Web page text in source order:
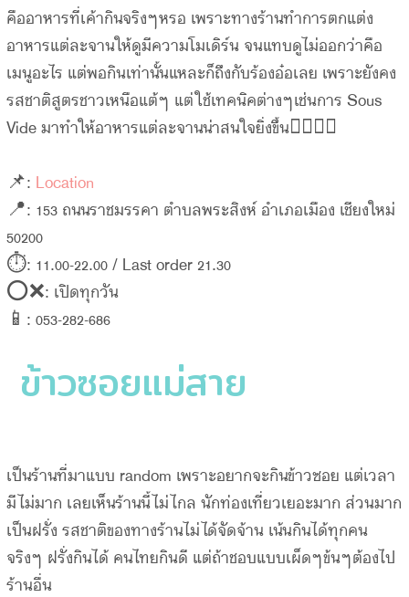
คืออาหารที่เค้ากินจริงๆหรอ เพราะทางร้านทำการตกแต่ง
อาหารแต่ละจานให้ดูมีความโมเดิร์น จนแทบดูไม่ออกว่าคือ
เมนูอะไร แต่พอกินเท่านั้นแหละก็ถึงกับร้องอ๋อเลย เพราะยังคง
รสชาติสูตรชาวเหนือแต้ๆ แต่ใช้เทคนิคต่างๆเช่นการ Sous
Vide มาทำให้อาหารแต่ละจานน่าสนใจยิ่งขึ้น👍🏻👍🏻
📌: Location
📍: 153 ถนนราชมรรคา ตำบลพระสิงห์ อำเภอเมือง เชียงใหม่
50200
⏱: 11.00-22.00 / Last order 21.30
⭕️❌: เปิดทุกวัน
📱: 053-282-686
ข้าวซอยแม่สาย
เป็นร้านที่มาแบบ random เพราะอยากจะกินข้าวซอย แต่เวลา
มีไม่มาก เลยเห็นร้านนี้ไม่ไกล นักท่องเที่ยวเยอะมาก ส่วนมาก
เป็นฝรั่ง รสชาติของทางร้านไม่ได้จัดจ้าน เน้นกินได้ทุกคน
จริงๆ ฝรั่งกินได้ คนไทยกินดี แต่ถ้าชอบแบบเผ็ดๆข้นๆต้องไป
ร้านอื่น